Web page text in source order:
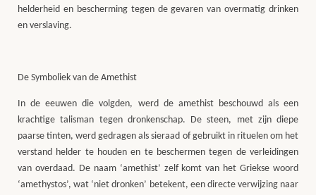
helderheid en bescherming tegen de gevaren van overmatig drinken
en verslaving.
De Symboliek van de Amethist
In de eeuwen die volgden, werd de amethist beschouwd als een
krachtige talisman tegen dronkenschap. De steen, met zijn diepe
paarse tinten, werd gedragen als sieraad of gebruikt in rituelen om het
verstand helder te houden en te beschermen tegen de verleidingen
van overdaad. De naam ‘amethist’ zelf komt van het Griekse woord
‘amethystos’, wat ‘niet dronken’ betekent, een directe verwijzing naar